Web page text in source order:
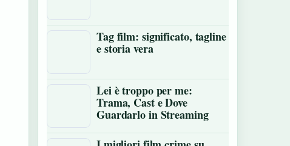
Tag film: significato, tagline
e storia vera
Lei è troppo per me:
Trama, Cast e Dove
Guardarlo in Streaming